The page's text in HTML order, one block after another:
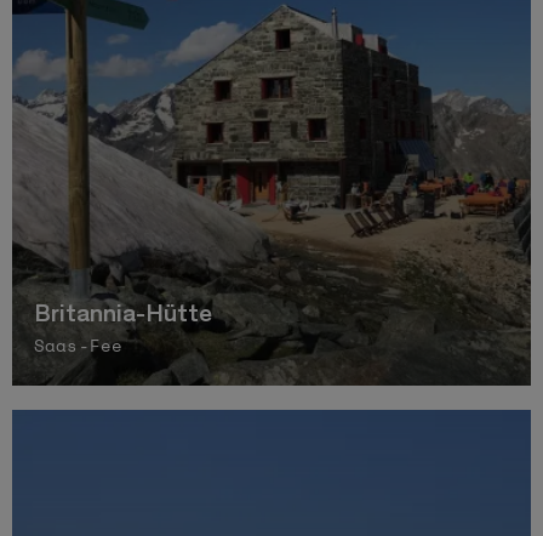
Britannia-Hütte
Saas-Fee